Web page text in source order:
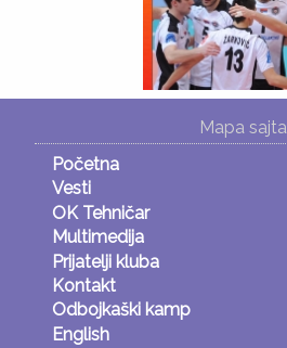
Mapa sajta
Početna
Vesti
OK Tehničar
Multimedija
Prijatelji kluba
Kontakt
Odbojkaški kamp
English